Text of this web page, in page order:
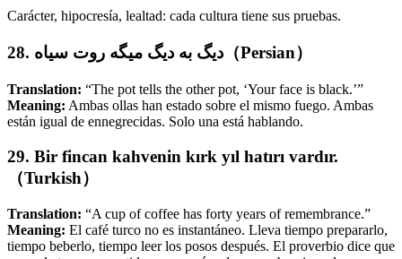
Carácter, hipocresía, lealtad: cada cultura tiene sus pruebas.
28. دیگ به دیگ میگه روت سیاه（Persian）
Translation: “The pot tells the other pot, ‘Your face is black.’”
Meaning: Ambas ollas han estado sobre el mismo fuego. Ambas
están igual de ennegrecidas. Solo una está hablando.
29. Bir fincan kahvenin kırk yıl hatırı vardır.
（Turkish）
Translation: “A cup of coffee has forty years of remembrance.”
Meaning: El café turco no es instantáneo. Lleva tiempo prepararlo,
tiempo beberlo, tiempo leer los posos después. El proverbio dice que